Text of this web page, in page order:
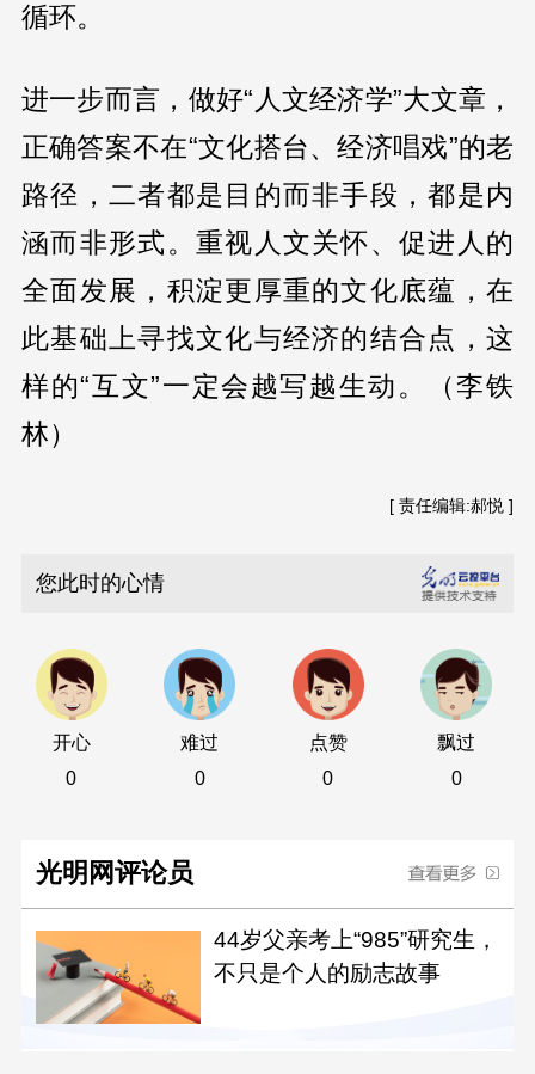
循环。
进一步而言，做好“人文经济学”大文章，
正确答案不在“文化搭台、经济唱戏”的老
路径，二者都是目的而非手段，都是内
涵而非形式。重视人文关怀、促进人的
全面发展，积淀更厚重的文化底蕴，在
此基础上寻找文化与经济的结合点，这
样的“互文”一定会越写越生动。（李铁
林）
[ 责任编辑:郝悦 ]
您此时的心情
开心
0
难过
0
点赞
0
飘过
0
光明网评论员
44岁父亲考上“985”研究生，
不只是个人的励志故事